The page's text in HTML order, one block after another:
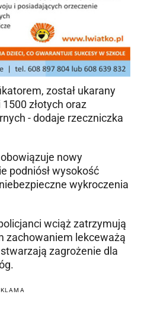
został ukarany
złotych oraz
- dodaje rzeczniczka
nowy
podniósł wysokość
wykroczenia
wciąż zatrzymują
zachowaniem lekceważą
zagrożenie dla